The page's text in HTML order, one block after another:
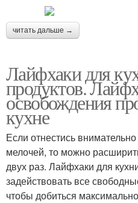
читать дальше →
Лайфхаки для
продуктов.
освобождения
кухне
Если отнестись
мелочей, то можно
двух раз. Лайфхаки для
задействовать все
чтобы добиться